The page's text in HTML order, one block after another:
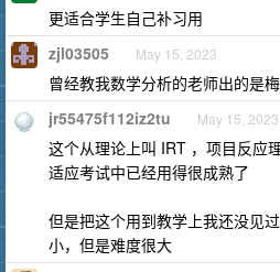
更适合学生自己补习用
zjl03505 May 15, 2023
曾经教我数学分析的老师出的是
jr55475f112iz2tu May 15,
这个从理论上叫 IRT ，项目反应
适应考试中已经用得很成熟了
但是把这个用到教学上我还没见
小，但是难度很大